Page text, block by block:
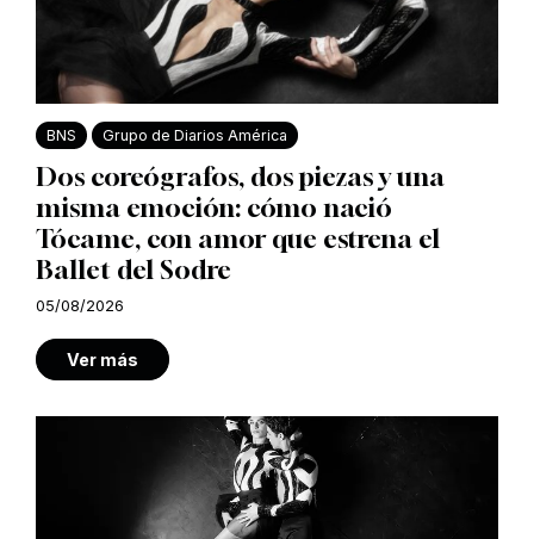
BNS Grupo de Diarios América
Dos coreógrafos, dos piezas y una
misma emoción: cómo nació
Tócame, con amor que estrena el
Ballet del Sodre
05/08/2026
Ver más